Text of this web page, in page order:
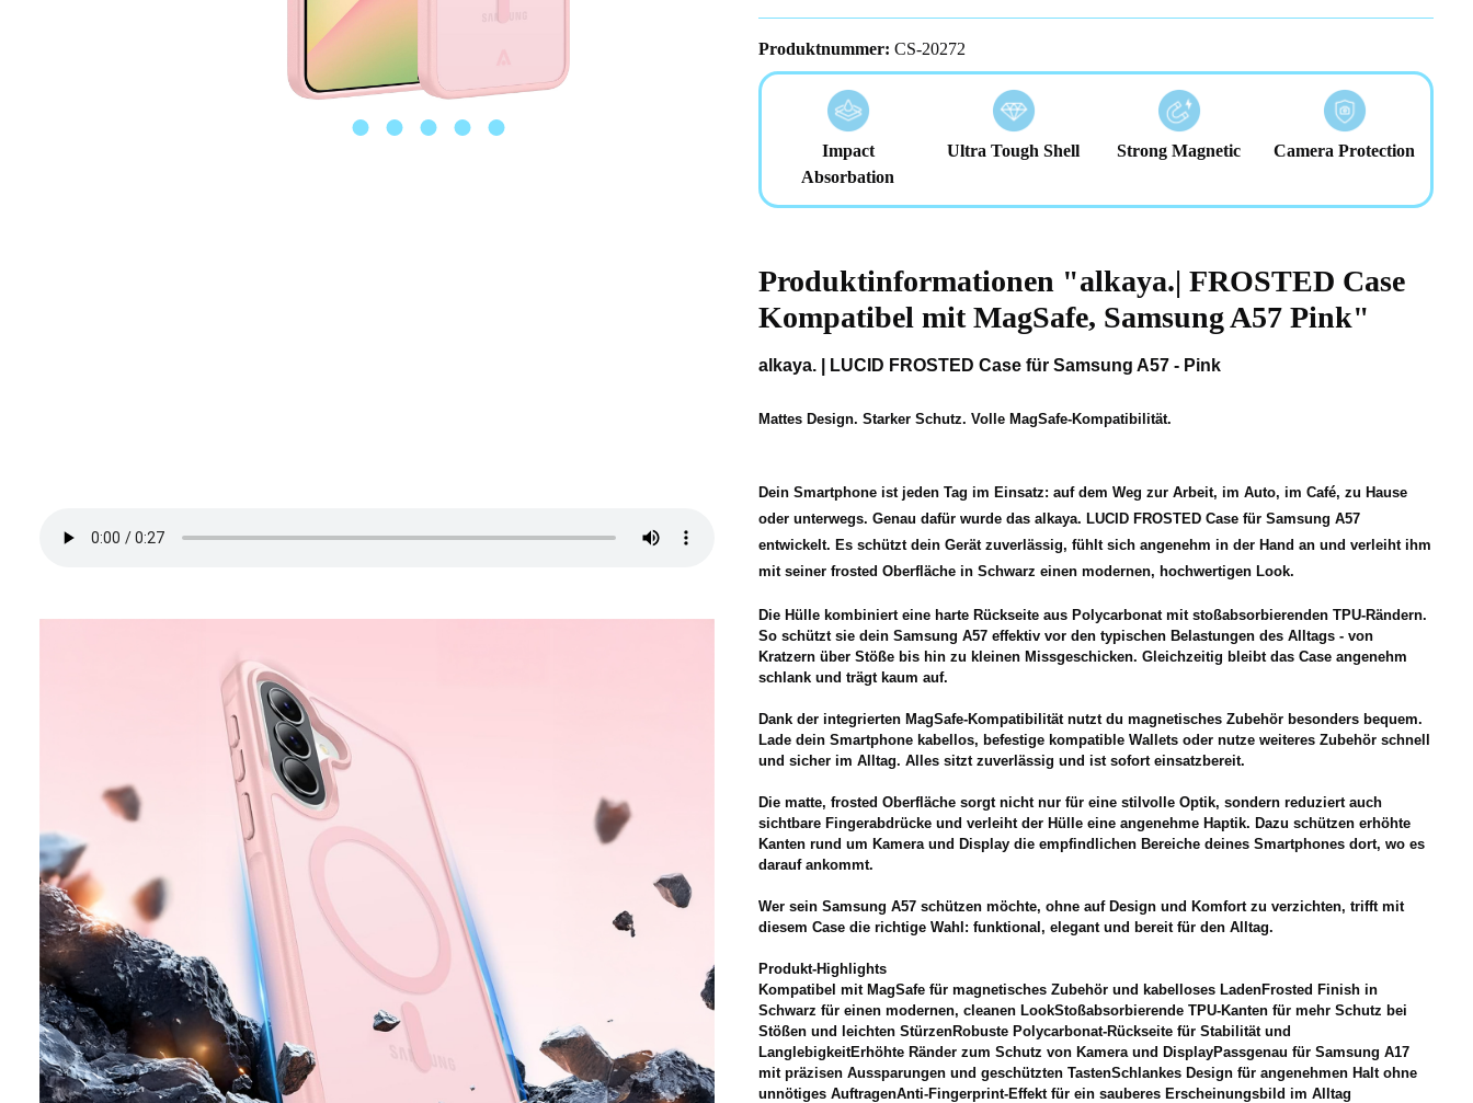
Produktnummer: CS-20272
Impact
Absorbation
Ultra Tough Shell Strong Magnetic Camera Protection
Produktinformationen "alkaya.| FROSTED Case
Kompatibel mit MagSafe, Samsung A57 Pink"
alkaya. | LUCID FROSTED Case für Samsung A57 - Pink
Mattes Design. Starker Schutz. Volle MagSafe-Kompatibilität.
Dein Smartphone ist jeden Tag im Einsatz: auf dem Weg zur Arbeit, im Auto, im Café, zu Hause
oder unterwegs. Genau dafür wurde das alkaya. LUCID FROSTED Case für Samsung A57
entwickelt. Es schützt dein Gerät zuverlässig, fühlt sich angenehm in der Hand an und verleiht ihm
mit seiner frosted Oberfläche in Schwarz einen modernen, hochwertigen Look.
Die Hülle kombiniert eine harte Rückseite aus Polycarbonat mit stoßabsorbierenden TPU-Rändern.
So schützt sie dein Samsung A57 effektiv vor den typischen Belastungen des Alltags - von
Kratzern über Stöße bis hin zu kleinen Missgeschicken. Gleichzeitig bleibt das Case angenehm
schlank und trägt kaum auf.
Dank der integrierten MagSafe-Kompatibilität nutzt du magnetisches Zubehör besonders bequem.
Lade dein Smartphone kabellos, befestige kompatible Wallets oder nutze weiteres Zubehör schnell
und sicher im Alltag. Alles sitzt zuverlässig und ist sofort einsatzbereit.
Die matte, frosted Oberfläche sorgt nicht nur für eine stilvolle Optik, sondern reduziert auch
sichtbare Fingerabdrücke und verleiht der Hülle eine angenehme Haptik. Dazu schützen erhöhte
Kanten rund um Kamera und Display die empfindlichen Bereiche deines Smartphones dort, wo es
darauf ankommt.
Wer sein Samsung A57 schützen möchte, ohne auf Design und Komfort zu verzichten, trifft mit
diesem Case die richtige Wahl: funktional, elegant und bereit für den Alltag.
Produkt-Highlights
Kompatibel mit MagSafe für magnetisches Zubehör und kabelloses LadenFrosted Finish in
Schwarz für einen modernen, cleanen LookStoßabsorbierende TPU-Kanten für mehr Schutz bei
Stößen und leichten StürzenRobuste Polycarbonat-Rückseite für Stabilität und
LanglebigkeitErhöhte Ränder zum Schutz von Kamera und DisplayPassgenau für Samsung A17
mit präzisen Aussparungen und geschützten TastenSchlankes Design für angenehmen Halt ohne
unnötiges AuftragenAnti-Fingerprint-Effekt für ein sauberes Erscheinungsbild im Alltag